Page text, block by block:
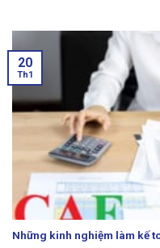
Những kinh nghiệm làm kế
20
Th1